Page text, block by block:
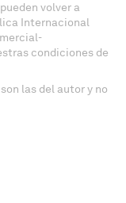
volver a
Internacional
condiciones de
las del autor y no